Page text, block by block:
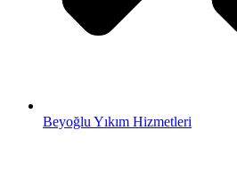
Beyoğlu Yıkım Hizmetleri